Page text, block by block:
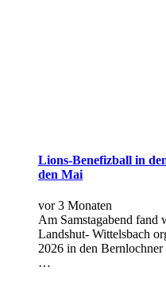
Lions-Benefizball in
den Mai
vor 3 Monaten
Am Samstagabend fand
Landshut- Wittelsbach
2026 in den Bernlochner
…